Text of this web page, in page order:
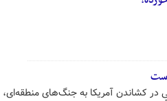
در کشاندن آمریکا به جنگ‌های